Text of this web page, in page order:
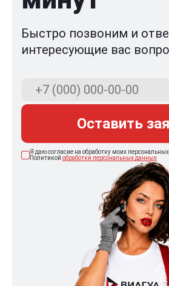
Быстро позвоним и
интересующие вас
Оставить
Я даю согласие на обработку моих
Политикой обработки персональных данных